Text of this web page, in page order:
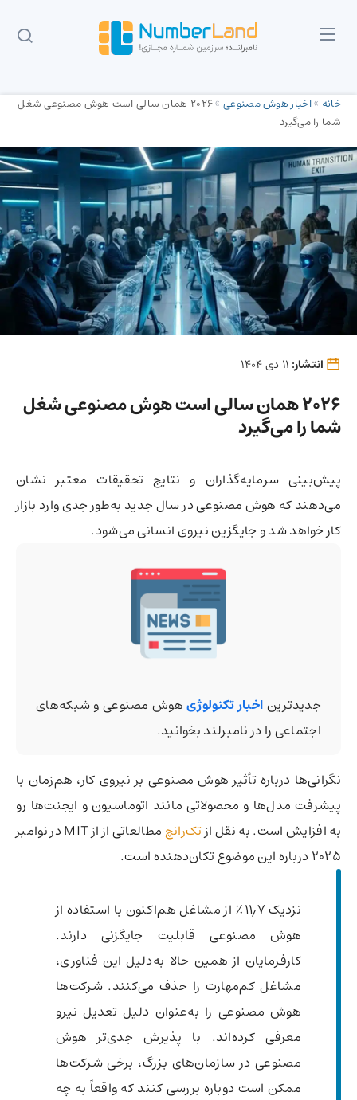
خانه »اخبار هوش مصنوعی»
2026 همان سالی است هوش مصنوعی شغل
شما را می‌گیرد
انتشار:
2026 همان سالی است هوش مصنوعی شغل
شما را می‌گیرد
پیش‌بینی سرمایه‌گذاران و نتایج تحقیقات معتبر نشان
می‌دهند که هوش مصنوعی در سال جدید به‌طور جدی وارد بازار
کار خواهد شد و جایگزین نیروی انسانی می‌شود.
جدیدتریناخبار تکنولوژیهوش مصنوعی و شبکه‌های
اجتماعی را در نامبرلند بخوانید.
نگرانی‌ها درباره تأثیر هوش مصنوعی بر نیروی کار، هم‌زمان با
پیشرفت مدل‌ها و محصولاتی مانند اتوماسیون و ایجنت‌‌ها رو
به افزایش است. به نقل از تک‌رانچ
مطالعاتی از از MIT در نوامبر
2025 درباره این موضوع تکان‌دهنده است.
نزدیک ۱۱٫۷٪ از مشاغل هم‌اکنون با استفاده از
هوش مصنوعی قابلیت جایگزنی دارند.
کارفرمایان از همین حالا به‌دلیل این فناوری،
مشاغل کم‌مهارت را حذف می‌کنند. شرکت‌ها
هوش مصنوعی را به‌عنوان دلیل تعدیل نیرو
معرفی کرده‌اند. با پذیرش جدی‌تر هوش
مصنوعی در سازمان‌های بزرگ، برخی شرکت‌ها
ممکن است دوباره بررسی کنند که واقعاً به چه